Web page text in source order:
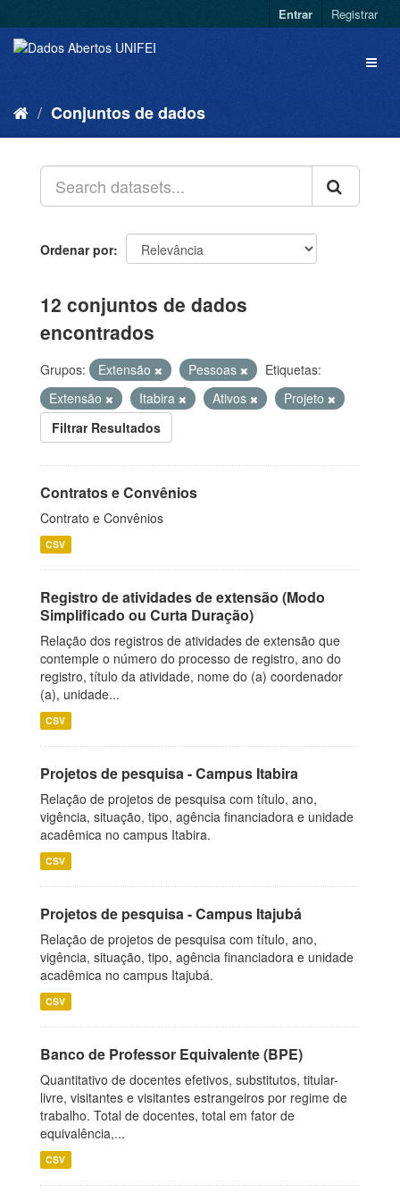
Entrar Registrar
Conjuntos de dados
Ordenar por
12 conjuntos de dados
encontrados
Grupos: Extensão Pessoas
Etiquetas:
Extensão
Itabira Ativos
Projeto
Filtrar Resultados
Contratos e Convênios
Contrato e Convênios
CSV
Registro de atividades de extensão (Modo
Simplificado ou Curta Duração)
Relação dos registros de atividades de extensão que
contemple o número do processo de registro, ano do
registro, título da atividade, nome do (a) coordenador
(a), unidade...
CSV
Projetos de pesquisa - Campus Itabira
Relação de projetos de pesquisa com título, ano,
vigência, situação, tipo, agência financiadora e unidade
acadêmica no campus Itabira.
CSV
Projetos de pesquisa - Campus Itajubá
Relação de projetos de pesquisa com título, ano,
vigência, situação, tipo, agência financiadora e unidade
acadêmica no campus Itajubá.
CSV
Banco de Professor Equivalente (BPE)
Quantitativo de docentes efetivos, substitutos, titular-
livre, visitantes e visitantes estrangeiros por regime de
trabalho. Total de docentes, total em fator de
equivalência,...
CSV